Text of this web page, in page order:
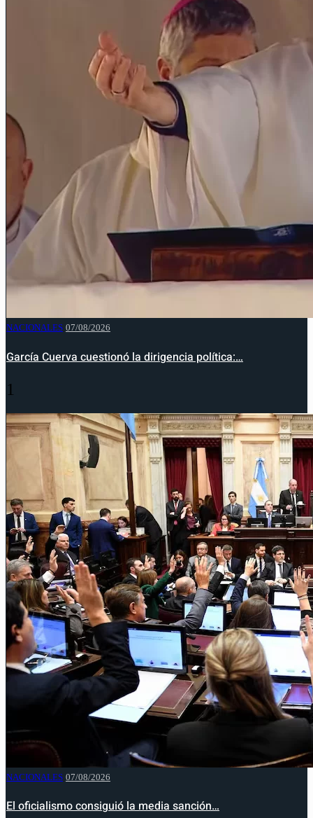
NACIONALES 07/08/2026
García Cuerva cuestionó la dirigencia política:…
1
NACIONALES 07/08/2026
El oficialismo consiguió la media sanción…